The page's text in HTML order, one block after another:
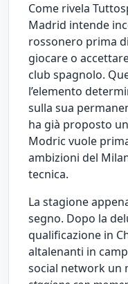
Come rivela
Madrid intende
rossonero prima
giocare o
club spagnolo.
l’elemento
sulla sua
ha già proposto
Modric vuole
ambizioni del
tecnica.
La stagione
segno. Dopo la
qualificazione in
altalenanti in
social network un